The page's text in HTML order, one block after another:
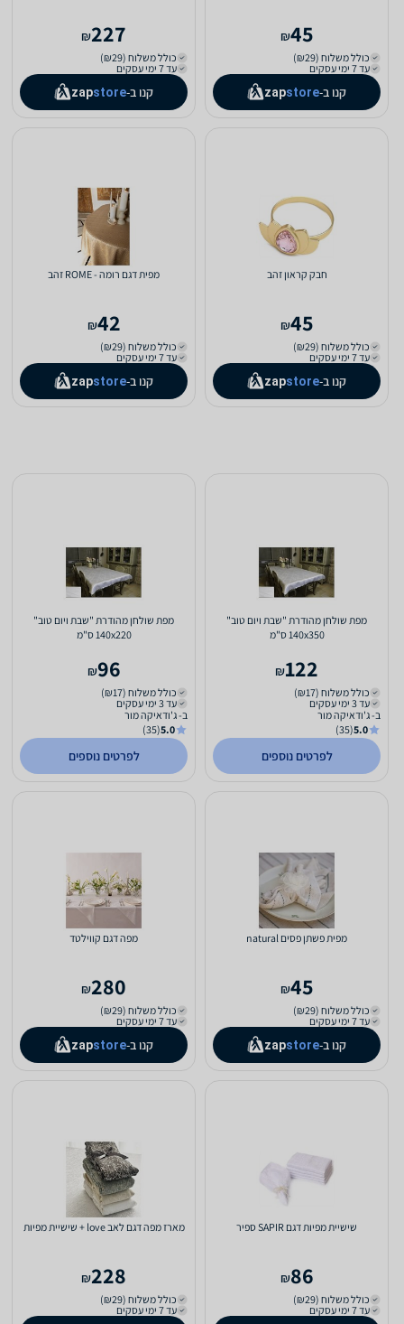
45
₪
כולל משלוח (₪29)
עד 7 ימי עסקים
קנו ב- zapstore
227
₪
כולל משלוח (₪29)
עד 7 ימי עסקים
קנו ב- zapstore
חבק קראון זהב
45
₪
כולל משלוח (₪29)
עד 7 ימי עסקים
קנו ב- zapstore
מפית דגם רומה - ROME זהב
42
₪
כולל משלוח (₪29)
עד 7 ימי עסקים
קנו ב- zapstore
מפת שולחן מהודרת "שבת ויום טוב"
140x350 ס"מ
122
₪
כולל משלוח (₪17)
עד 3 ימי עסקים
ב- ג'ודאיקה מור
5.0
(35)
לפרטים נוספים
מפת שולחן מהודרת "שבת ויום טוב"
140x220 ס"מ
96
₪
כולל משלוח (₪17)
עד 3 ימי עסקים
ב- ג'ודאיקה מור
5.0
(35)
לפרטים נוספים
מפית פשתן פסים natural
45
₪
כולל משלוח (₪29)
עד 7 ימי עסקים
קנו ב- zapstore
מפה דגם קווילטד
280
₪
כולל משלוח (₪29)
עד 7 ימי עסקים
קנו ב- zapstore
שישיית מפיות דגם SAPIR ספיר
86
₪
כולל משלוח (₪29)
עד 7 ימי עסקים
מארז מפה דגם לאב love + שישיית מפיות
228
₪
כולל משלוח (₪29)
עד 7 ימי עסקים